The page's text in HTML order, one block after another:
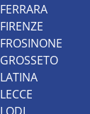
FERRARA
FIRENZE
FROSINONE
GROSSETO
LATINA
LECCE